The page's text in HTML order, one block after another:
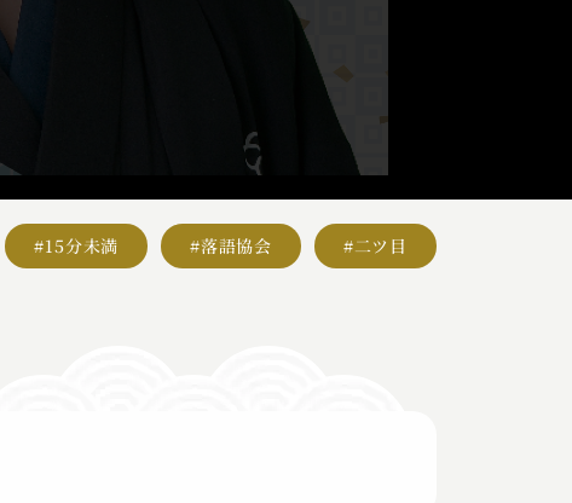
#15分未満 #落語協会 #二ツ目